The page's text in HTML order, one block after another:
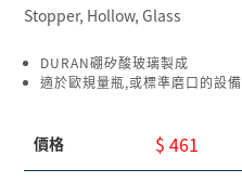
Stopper, Hollow, Glass
DURAN硼矽酸玻璃製成
適於歐規量瓶,或標準磨口的設備
價格 $ 461